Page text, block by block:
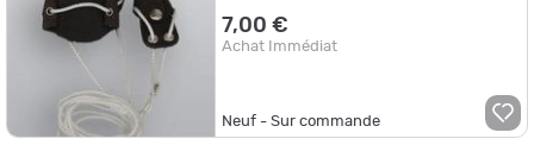
7,00 €
Achat Immédiat
Neuf - Sur commande